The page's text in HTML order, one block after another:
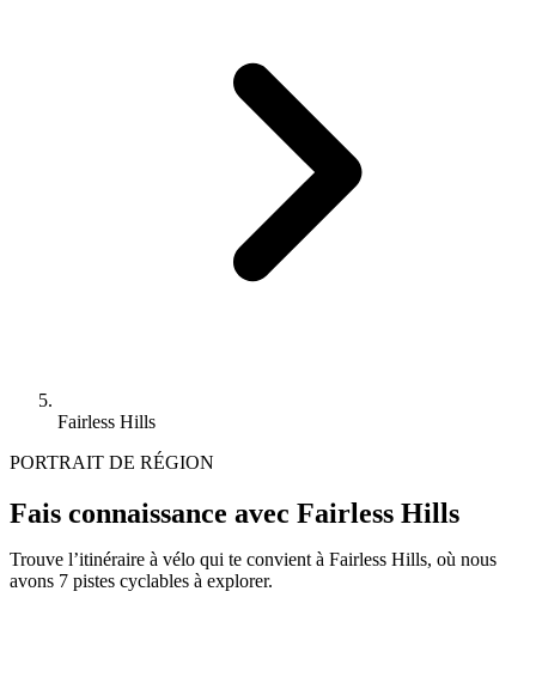
Fairless Hills
PORTRAIT DE RÉGION
Fais connaissance avec Fairless Hills
Trouve l’itinéraire à vélo qui te convient à Fairless Hills, où nous
avons 7 pistes cyclables à explorer.